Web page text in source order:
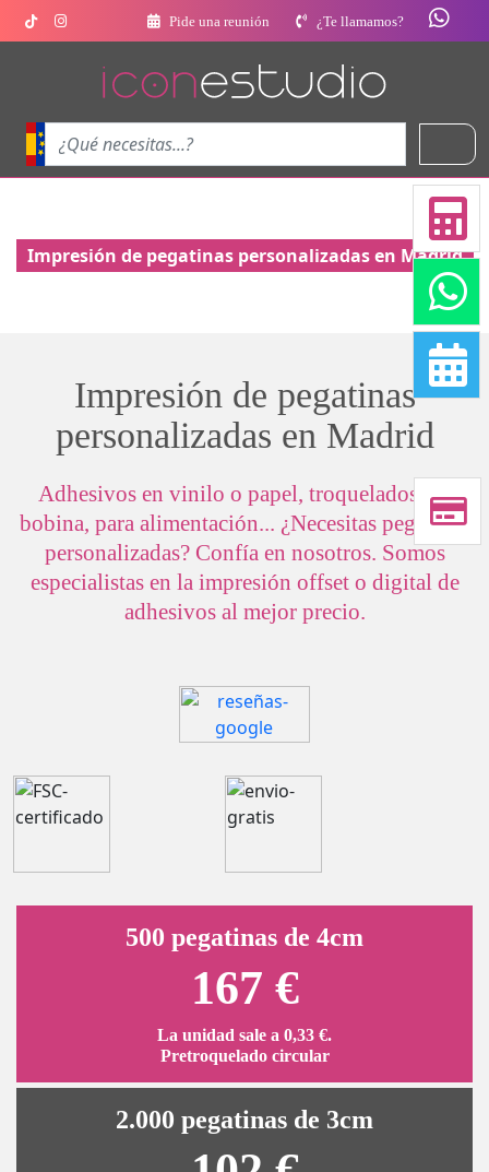
Pide una reunión ¿Te llamamos?
Impresión de pegatinas personalizadas en Madrid
Impresión de pegatinas
personalizadas en Madrid
Adhesivos en vinilo o papel, troquelados, en
bobina, para alimentación... ¿Necesitas pegatinas
personalizadas? Confía en nosotros. Somos
especialistas en la impresión offset o digital de
adhesivos al mejor precio.
500 pegatinas de 4cm
167 €
La unidad sale a 0,33 €.
Pretroquelado circular
2.000 pegatinas de 3cm